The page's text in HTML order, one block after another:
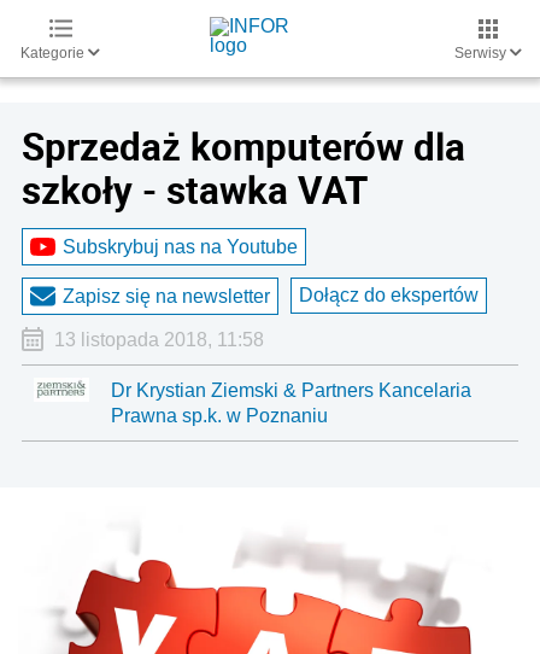
Kategorie Serwisy
Sprzedaż komputerów dla
szkoły - stawka VAT
Subskrybuj nas na Youtube
Zapisz się na newsletter Dołącz do ekspertów
13 listopada 2018, 11:58
Dr Krystian Ziemski & Partners Kancelaria
Prawna sp.k. w Poznaniu